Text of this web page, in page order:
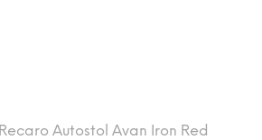
Recaro Autostol Avan Iron Red